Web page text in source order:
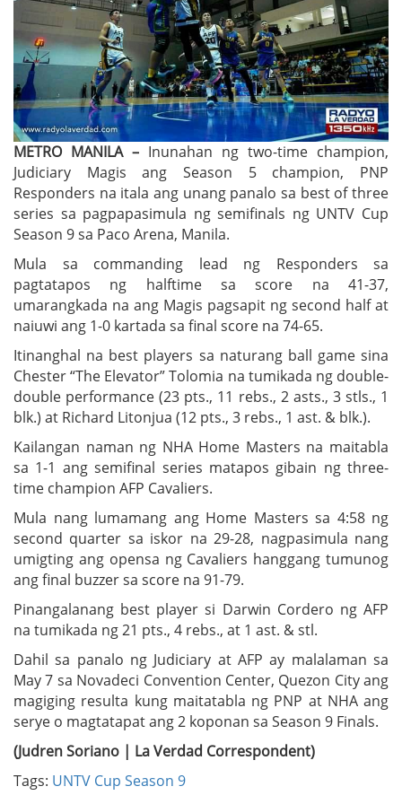
METRO MANILA – Inunahan ng two-time champion,
Judiciary Magis ang Season 5 champion, PNP
Responders na itala ang unang panalo sa best of three
series sa pagpapasimula ng semifinals ng UNTV Cup
Season 9 sa Paco Arena, Manila.
Mula sa commanding lead ng Responders sa
pagtatapos ng halftime sa score na 41-37,
umarangkada na ang Magis pagsapit ng second half at
naiuwi ang 1-0 kartada sa final score na 74-65.
Itinanghal na best players sa naturang ball game sina
Chester “The Elevator” Tolomia na tumikada ng double-
double performance (23 pts., 11 rebs., 2 asts., 3 stls., 1
blk.) at Richard Litonjua (12 pts., 3 rebs., 1 ast. & blk.).
Kailangan naman ng NHA Home Masters na maitabla
sa 1-1 ang semifinal series matapos gibain ng three-
time champion AFP Cavaliers.
Mula nang lumamang ang Home Masters sa 4:58 ng
second quarter sa iskor na 29-28, nagpasimula nang
umigting ang opensa ng Cavaliers hanggang tumunog
ang final buzzer sa score na 91-79.
Pinangalanang best player si Darwin Cordero ng AFP
na tumikada ng 21 pts., 4 rebs., at 1 ast. & stl.
Dahil sa panalo ng Judiciary at AFP ay malalaman sa
May 7 sa Novadeci Convention Center, Quezon City ang
magiging resulta kung maitatabla ng PNP at NHA ang
serye o magtatapat ang 2 koponan sa Season 9 Finals.
(Judren Soriano | La Verdad Correspondent)
Tags: UNTV Cup Season 9